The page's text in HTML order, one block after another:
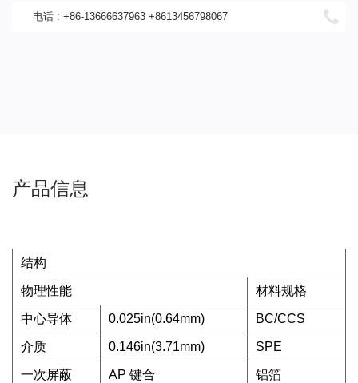
电话 : +86-13666637963 +8613456798067
产品信息
结构
物理性能 材料规格
中心导体 0.025in(0.64mm) BC/CCS
介质 0.146in(3.71mm) SPE
一次屏蔽 AP 键合 铝箔